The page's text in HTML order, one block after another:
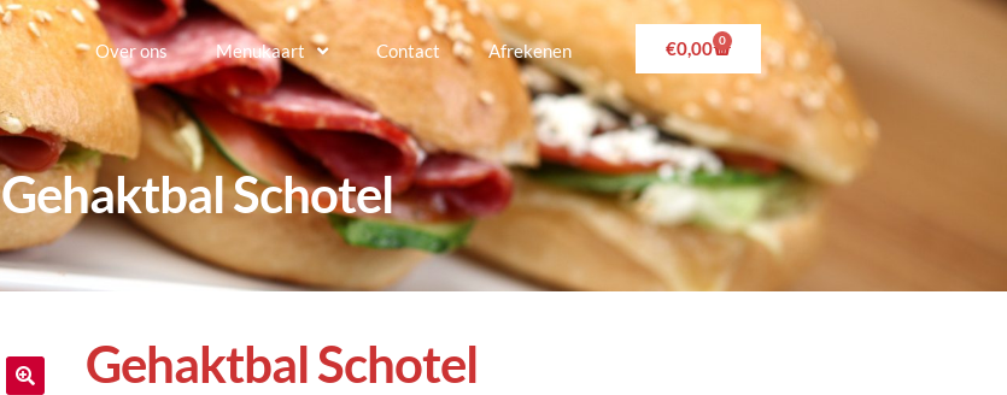
Over ons Menukaart Contact Afrekenen €0,00 0
Gehaktbal Schotel
Gehaktbal Schotel